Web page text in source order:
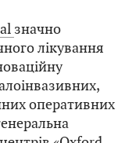
значно
лікування
оперативних